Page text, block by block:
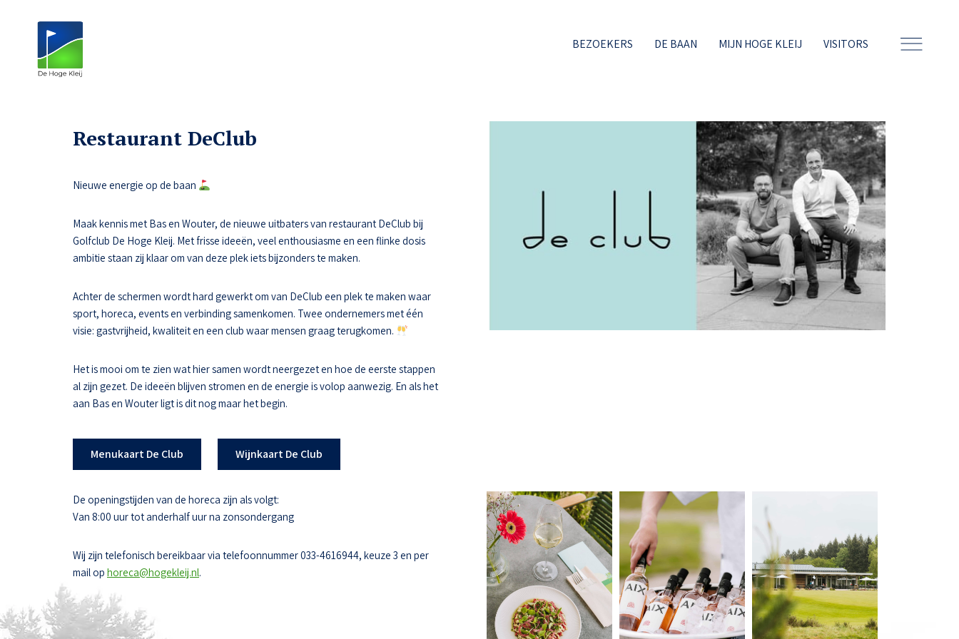
BEZOEKERS DE BAAN MIJN HOGE KLEIJ VISITORS
Restaurant DeClub
Nieuwe energie op de baan
Maak kennis met Bas en Wouter, de nieuwe uitbaters van restaurant DeClub bij
Golfclub De Hoge Kleij. Met frisse ideeën, veel enthousiasme en een flinke dosis
ambitie staan zij klaar om van deze plek iets bijzonders te maken.
Achter de schermen wordt hard gewerkt om van DeClub een plek te maken waar
sport, horeca, events en verbinding samenkomen. Twee ondernemers met één
visie: gastvrijheid, kwaliteit en een club waar mensen graag terugkomen.
Het is mooi om te zien wat hier samen wordt neergezet en hoe de eerste stappen
al zijn gezet. De ideeën blijven stromen en de energie is volop aanwezig. En als het
aan Bas en Wouter ligt is dit nog maar het begin.
Menukaart De Club Wijnkaart De Club
De openingstijden van de horeca zijn als volgt:
Van 8:00 uur tot anderhalf uur na zonsondergang
Wij zijn telefonisch bereikbaar via telefoonnummer 033-4616944, keuze 3 en per
mail op horeca@hogekleij.nl.